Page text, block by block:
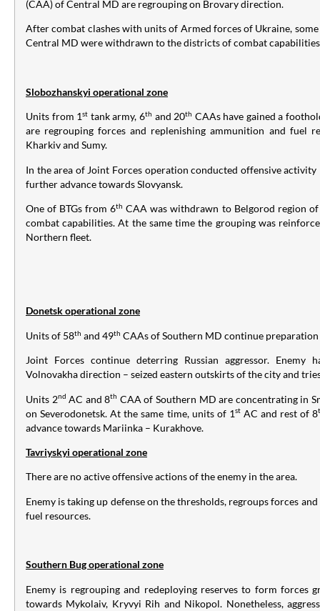
(CAA) of Central MD are regrouping on Brovary direction.
After combat clashes with units of Armed forces of Ukraine,
Central MD were withdrawn to the districts of combat
Slobozhanskyi operational zone
Units from 1st tank army, 6th and 20th CAAs have gained a
are regrouping forces and replenishing ammunition and fuel
Kharkiv and Sumy.
In the area of Joint Forces operation conducted offensive
further advance towards Slovyansk.
One of BTGs from 6th CAA was withdrawn to Belgorod region
combat capabilities. At the same time the grouping was
Northern fleet.
Donetskoperational zone
Units of 58th and 49th CAAs of Southern MD continue
Joint Forces continue deterring Russian aggressor. Enemy
Volnovakha direction – seized eastern outskirts of the city and
Units 2nd AC and 8th CAA of Southern MD are concentrating in
on Severodonetsk. At the same time, units of 1stAC and rest of 8
advance towards Mariinka – Kurakhove.
Tavriyskyi operational zone
There are no active offensive actions of the enemy in the area.
Enemy is taking up defense on the thresholds, regroups forces
fuel resources.
Southern Bug operational zone
Enemy is regrouping and redeploying reserves to form forces
towards Mykolaiv, Kryvyi Rih and Nikopol. Nonetheless,